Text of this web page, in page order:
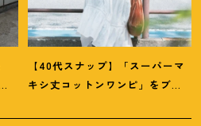
【40代スナップ】「スーパーマ
キシ丈コットンワンピ」をブラ
さん